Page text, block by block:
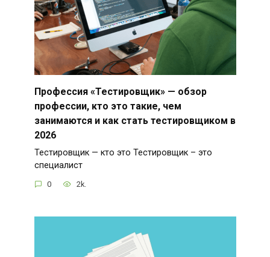
Профессия «Тестировщик» — обзор
профессии, кто это такие, чем
занимаются и как стать тестировщиком в
2026
Тестировщик — кто это Тестировщик – это
специалист
0 2k.